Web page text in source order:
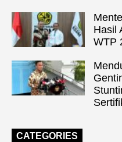
Hasil
WTP
CATEGORIES